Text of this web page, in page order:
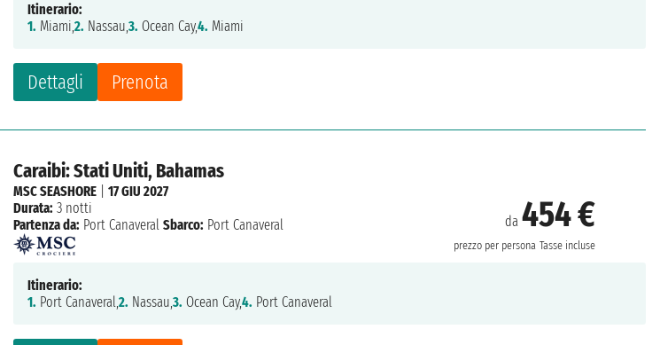
Dettagli Prenota
Itinerario:
1. Miami,2. Nassau,3. Ocean Cay,4. Miami
Caraibi: Stati Uniti, Bahamas
da454 €
prezzo per persona Tasse incluse
MSC SEASHORE |17 GIU 2027
Durata: 3 notti
Partenza da: Port Canaveral Sbarco: Port Canaveral
Itinerario:
1. Port Canaveral,2. Nassau,3. Ocean Cay,4. Port Canaveral